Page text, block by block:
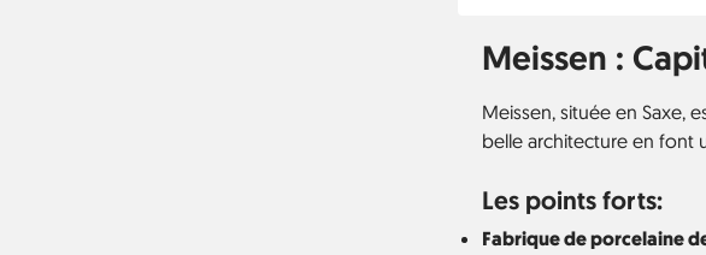
Meissen :
Meissen, située en Saxe,
belle architecture en font
Les points forts:
Fabrique de porcelaine